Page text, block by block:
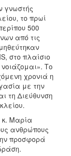
γνωστής
το πρωί
500
από τις
στο πλαίσιο
Το
χρονιά η
με την
τη Διεύθυνση
κ. Μαρία
ανθρώπους
προσφορά